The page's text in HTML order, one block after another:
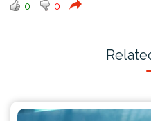
0 0